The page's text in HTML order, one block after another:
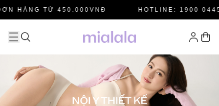
HÀNG TỪ 450.000VNĐ HOTLINE: 1900 0445